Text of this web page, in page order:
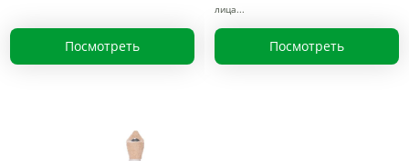
Посмотреть
лица
Посмотреть